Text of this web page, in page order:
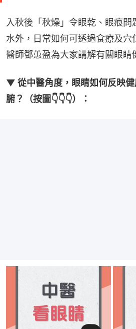
入秋後「秋燥」令眼乾、眼痕問
水外，日常如何可透過食療及穴
醫師鄧蕙盈為大家講解有關眼睛
▼ 從中醫角度，眼睛如何反映
腑？（按圖👇👇👇）：